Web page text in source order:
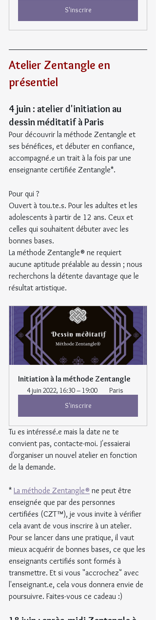
S'inscrire
Atelier Zentangle en
présentiel
4 juin : atelier d'initiation au
dessin méditatif à Paris
Pour découvrir la méthode Zentangle et
ses bénéfices, et débuter en confiance,
accompagné.e un trait à la fois par une
enseignante certifiée Zentangle*.
Pour qui ?
Ouvert à tou.te.s. Pour les adultes et les
adolescents à partir de 12 ans. Ceux et
celles qui souhaitent débuter avec les
bonnes bases.
La méthode Zentangle® ne requiert
aucune aptitude préalable au dessin ; nous
recherchons la détente davantage que le
résultat artistique.
Initiation à la méthode Zentangle
4 juin 2022, 16:30 – 19:00
Paris
S'inscrire
Tu es intéressé.e mais la date ne te
convient pas, contacte-moi. J'essaierai
d'organiser un nouvel atelier en fonction
de la demande.
* La méthode Zentangle® ne peut être
enseignée que par des personnes
certifiées (CZT™), je vous invite à vérifier
cela avant de vous inscrire à un atelier.
Pour se lancer dans une pratique, il vaut
mieux acquérir de bonnes bases, ce que les
enseignants certifiés sont formés à
transmettre. Et si vous "accrochez" avec
l'enseignant.e, cela vous donnera envie de
poursuivre. Faites-vous ce cadeau :)